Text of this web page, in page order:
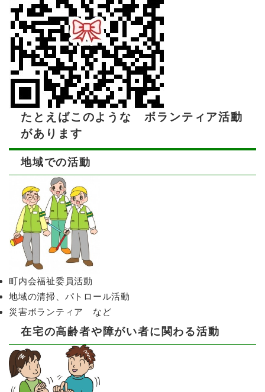
たとえばこのような ボランティア活動
があります
地域での活動
町内会福祉委員活動
地域の清掃、パトロール活動
災害ボランティア など
在宅の高齢者や障がい者に関わる活動